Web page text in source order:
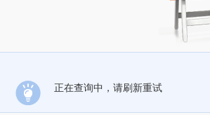
正在查询中，请刷新重试